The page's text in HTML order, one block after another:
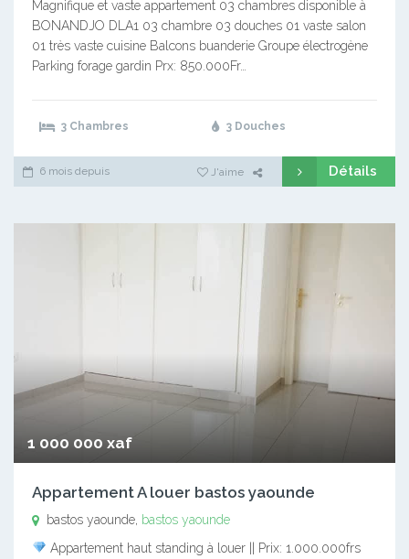
Magnifique et vaste appartement 03 chambres disponible à
BONANDJO DLA1 03 chambre 03 douches 01 vaste salon
01 très vaste cuisine Balcons buanderie Groupe électrogène
Parking forage gardin Prx: 850.000Fr…
3 Chambres 3 Douches
6 mois depuis J'aime Détails
1 000 000 xaf
Appartement A louer bastos yaounde
bastos yaounde, bastos yaounde
Appartement haut standing à louer || Prix: 1.000.000frs